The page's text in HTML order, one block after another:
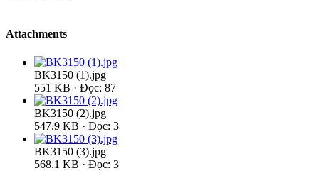
Attachments
BK3150 (1).jpg
551 KB · Đọc: 87
BK3150 (2).jpg
547.9 KB · Đọc: 3
BK3150 (3).jpg
568.1 KB · Đọc: 3